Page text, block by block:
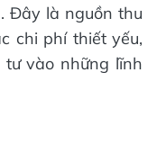
Đây là nguồn thu
chi phí thiết yếu,
vào những lĩnh